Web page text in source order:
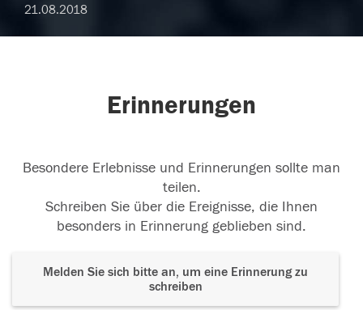
21.08.2018
Erinnerungen
Besondere Erlebnisse und Erinnerungen sollte man
teilen.
Schreiben Sie über die Ereignisse, die Ihnen
besonders in Erinnerung geblieben sind.
Melden Sie sich bitte an, um eine Erinnerung zu
schreiben